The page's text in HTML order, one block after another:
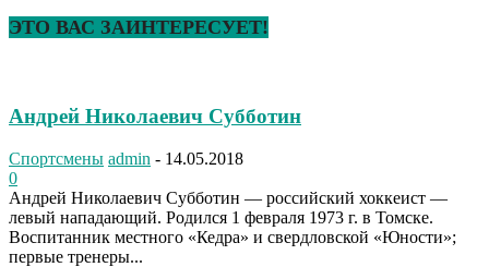
ЭТО ВАС ЗАИНТЕРЕСУЕТ!
Андрей Николаевич Субботин
Спортсмены admin - 14.05.2018
0
Андрей Николаевич Субботин — российский хоккеист —
левый нападающий. Родился 1 февраля 1973 г. в Томске.
Воспитанник местного «Кедра» и свердловской «Юности»;
первые тренеры...